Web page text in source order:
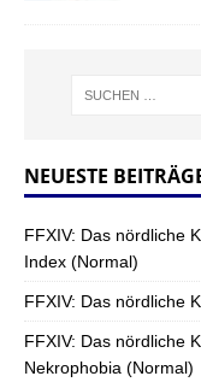
NEUESTE
FFXIV: Das nördliche
Index (Normal)
FFXIV: Das nördliche
FFXIV: Das nördliche
Nekrophobia (Normal)